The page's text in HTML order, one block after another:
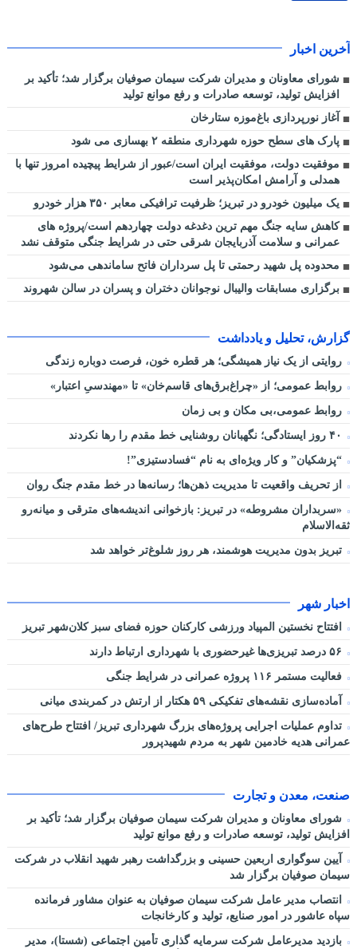
آخرین اخبار
شورای معاونان و مدیران شرکت سیمان صوفیان برگزار شد؛ تأکید بر
افزایش تولید، توسعه صادرات و رفع موانع تولید
آغاز نورپردازی باغ‌موزه ستارخان
پارک های سطح حوزه شهرداری منطقه ۲ بهسازی می شود
موفقیت دولت، موفقیت ایران است/عبور از شرایط پیچیده امروز تنها با
همدلی و آرامش امکان‌پذیر است
یک میلیون خودرو در تبریز؛ ظرفیت ترافیکی معابر ۳۵۰ هزار خودرو
کاهش سایه جنگ مهم ‌ترین دغدغه دولت چهاردهم است/پروژه ‌های
عمرانی و سلامت آذربایجان شرقی حتی در شرایط جنگی متوقف نشد
محدوده پل شهید رحمتی تا پل سرداران فاتح ساماندهی می‌شود
برگزاری مسابقات والیبال نوجوانان دختران و پسران در سالن شهروند
گزارش، تحلیل و یادداشت
روایتی از یک نیاز همیشگی؛ هر قطره خون، فرصت دوباره زندگی
روابط عمومی؛ از «چراغ‌برق‌های قاسم‌خان» تا «مهندسیِ اعتبار»
روابط عمومی،بی مکان و بی زمان
“پزشکیان” و کار ویژه‌ای به نام “فسادستیزی”!
از تحریف واقعیت تا مدیریت ذهن‌ها؛ رسانه‌ها در خط مقدم جنگ روان
«سربداران مشروطه» در تبریز: بازخوانی اندیشه‌های مترقی و میانه‌رو
ثقه‌الاسلام
تبریز بدون مدیریت هوشمند، هر روز شلوغ‌تر خواهد شد
اخبار شهر
افتتاح نخستین المپیاد ورزشی کارکنان حوزه فضای سبز کلان‌شهر تبریز
فعالیت مستمر ۱۱۶ پروژه عمرانی در شرایط جنگی
آماده‌سازی نقشه‌های تفکیکی ۵۹ هکتار از ارتش در کمربندی میانی
تداوم عملیات اجرایی پروژه‌های بزرگ شهرداری تبریز/ افتتاح طرح‌های
عمرانی هدیه خادمین شهر به مردم شهیدپرور
صنعت، معدن و تجارت
شورای معاونان و مدیران شرکت سیمان صوفیان برگزار شد؛ تأکید بر
افزایش تولید، توسعه صادرات و رفع موانع تولید
آیین سوگواری اربعین حسینی و بزرگداشت رهبر شهید انقلاب در شرکت
سیمان صوفیان برگزار شد
انتصاب مدیر عامل شرکت سیمان صوفیان به عنوان مشاور فرمانده
سپاه عاشور در امور صنایع، تولید و کارخانجات
بازدید مدیرعامل شرکت سرمایه گذاری تأمین اجتماعی (شستا)، مدیر